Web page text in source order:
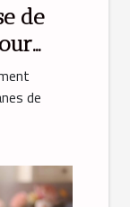
de
de